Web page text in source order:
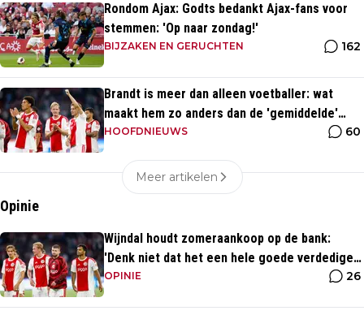
Rondom Ajax: Godts bedankt Ajax-fans voor
stemmen: 'Op naar zondag!'
BIJZAKEN EN GERUCHTEN 162
Brandt is meer dan alleen voetballer: wat
maakt hem zo anders dan de 'gemiddelde'
voetballer?
HOOFDNIEUWS 60
Meer artikelen
Opinie
Wijndal houdt zomeraankoop op de bank:
'Denk niet dat het een hele goede verdediger
is'
OPINIE 26